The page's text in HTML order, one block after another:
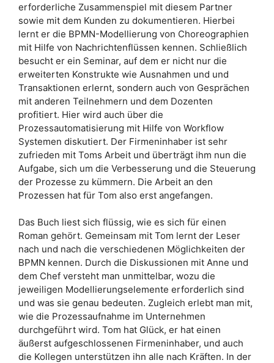
erforderliche Zusammenspiel mit diesem Partner
sowie mit dem Kunden zu dokumentieren. Hierbei
lernt er die BPMN-Modellierung von Choreographien
mit Hilfe von Nachrichtenflüssen kennen. Schließlich
besucht er ein Seminar, auf dem er nicht nur die
erweiterten Konstrukte wie Ausnahmen und und
Transaktionen erlernt, sondern auch von Gesprächen
mit anderen Teilnehmern und dem Dozenten
profitiert. Hier wird auch über die
Prozessautomatisierung mit Hilfe von Workflow
Systemen diskutiert. Der Firmeninhaber ist sehr
zufrieden mit Toms Arbeit und überträgt ihm nun die
Aufgabe, sich um die Verbesserung und die Steuerung
der Prozesse zu kümmern. Die Arbeit an den
Prozessen hat für Tom also erst angefangen.
Das Buch liest sich flüssig, wie es sich für einen
Roman gehört. Gemeinsam mit Tom lernt der Leser
nach und nach die verschiedenen Möglichkeiten der
BPMN kennen. Durch die Diskussionen mit Anne und
dem Chef versteht man unmittelbar, wozu die
jeweiligen Modellierungselemente erforderlich sind
und was sie genau bedeuten. Zugleich erlebt man mit,
wie die Prozessaufnahme im Unternehmen
durchgeführt wird. Tom hat Glück, er hat einen
äußerst aufgeschlossenen Firmeninhaber, und auch
die Kollegen unterstützen ihn alle nach Kräften. In der